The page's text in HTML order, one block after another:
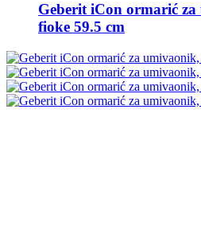
Geberit iCon ormarić
fioke 59.5 cm